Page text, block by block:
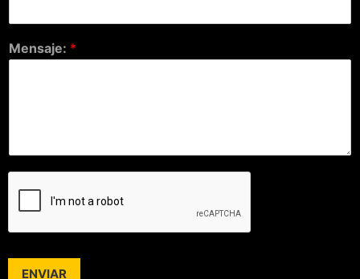
Mensaje: *
ENVIAR